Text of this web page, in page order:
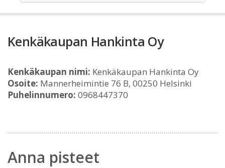
Kenkäkaupan Hankinta Oy
Kenkäkaupan nimi: Kenkäkaupan Hankinta Oy
Osoite: Mannerheimintie 76 B, 00250 Helsinki
Puhelinnumero: 0968447370
Anna pisteet